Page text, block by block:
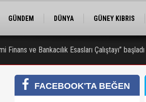
GÜNDEM DÜNYA GÜNEY KIBRIS
Finans ve Bankacılık Esasları Çalıştayı” başladı
zanlısı 7 gün daha tutuklu kalacak
FACEBOOK'TA BEĞEN